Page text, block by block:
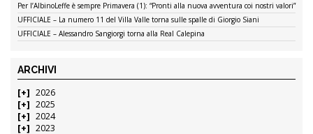
Per l’AlbinoLeffe è sempre Primavera (1): “Pronti alla nuova avventura coi nostri valori”
UFFICIALE – La numero 11 del Villa Valle torna sulle spalle di Giorgio Siani
UFFICIALE – Alessandro Sangiorgi torna alla Real Calepina
ARCHIVI
2026
2025
2024
2023